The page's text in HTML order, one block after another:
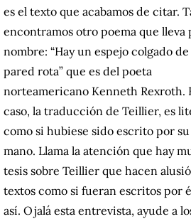
es el texto que acabamos de citar.
encontramos otro poema que lleva
nombre: “Hay un espejo colgado
pared rota” que es del poeta
norteamericano Kenneth Rexroth.
caso, la traducción de Teillier, es
como si hubiese sido escrito por
mano. Llama la atención que hay
tesis sobre Teillier que hacen
textos como si fueran escritos por
así. Ojalá esta entrevista, ayude a